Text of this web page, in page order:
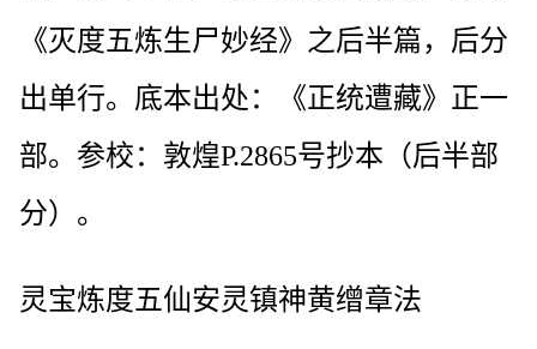
《灭度五炼生尸妙经》之后半篇，后分
出单行。底本出处：《正统遭藏》正一
部。参校：敦煌P.2865号抄本（后半部
分）。
灵宝炼度五仙安灵镇神黄缯章法